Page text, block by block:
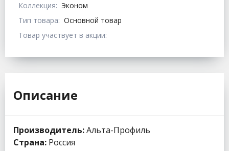
Коллекция: Эконом
Тип товара: Основной товар
Товар участвует в акции:
Описание
Производитель:Альта-Профиль
Страна: Россия